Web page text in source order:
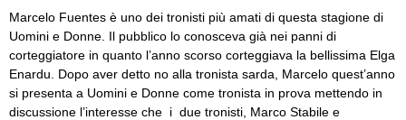
Marcelo Fuentes è uno dei tronisti più amati di questa stagione di
Uomini e Donne. Il pubblico lo conosceva già nei panni di
corteggiatore in quanto l’anno scorso corteggiava la bellissima Elga
Enardu. Dopo aver detto no alla tronista sarda, Marcelo quest’anno
si presenta a Uomini e Donne come tronista in prova mettendo in
discussione l’interesse che i due tronisti, Marco Stabile e